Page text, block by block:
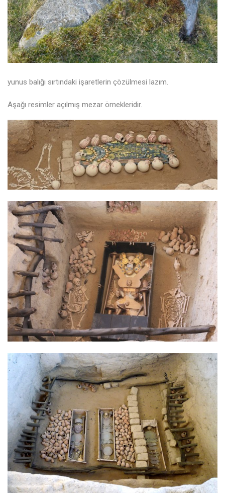
yunus balığı sırtındaki işaretlerin çözülmesi lazım.
Aşağı resimler açılmış mezar örnekleridir.